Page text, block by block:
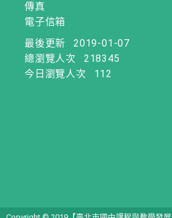
傳真
電子信箱
最後更新
2019-01-07
總瀏覽人次
218345
今日瀏覽人次
112